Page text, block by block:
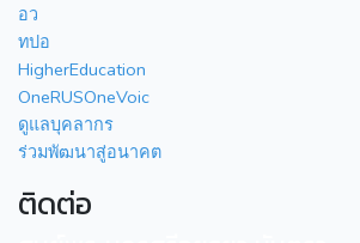
อว
ทปอ
HigherEducation
OneRUSOneVoic
ดูแลบุคลากร
ร่วมพัฒนาสู่อนาคต
ติดต่อ